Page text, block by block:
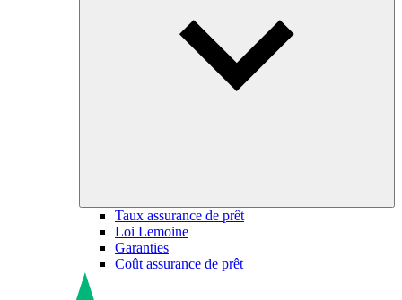
Taux assurance de prêt
Loi Lemoine
Garanties
Coût assurance de prêt